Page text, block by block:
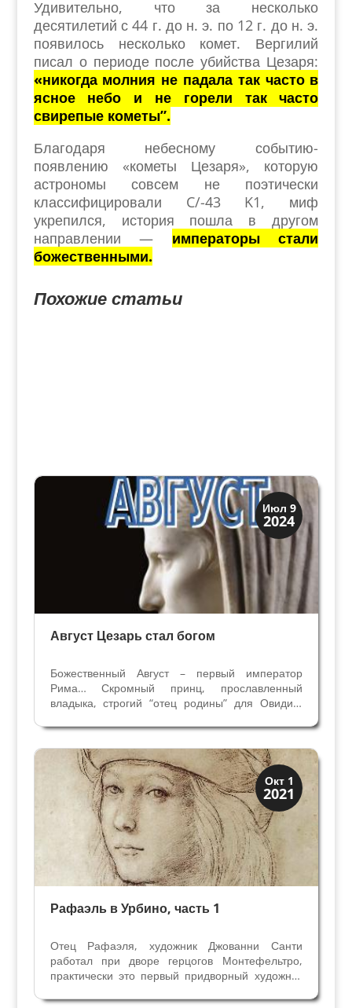
Удивительно, что за несколько
десятилетий с 44 г. до н. э. по 12 г. до н. э.
появилось несколько комет. Вергилий
писал о периоде после убийства Цезаря:
«никогда молния не падала так часто в
ясное небо и не горели так часто
свирепые кометы”.
Благодаря небесному событию-
появлению «кометы Цезаря», которую
астрономы совсем не поэтически
классифицировали C/-43 K1, миф
укрепился, история пошла в другом
направлении — императоры стали
божественными.
Похожие статьи
Июл 9
2024
Древний Рим
История
Август Цезарь стал богом
Божественный Август – первый император
Рима… Скромный принц, прославленный
владыка, строгий “отец родины” для Овидия,
таким предстал перед народом, таким остался
в мраморе. Самопрезентация продолжалась
всю жизнь, даже на...
Окт 1
2021
Иконография
Портреты
Рафаэль в Урбино, часть 1
Отец Рафаэля, художник Джованни Санти
работал при дворе герцогов Монтефельтро,
практически это первый придворный художник